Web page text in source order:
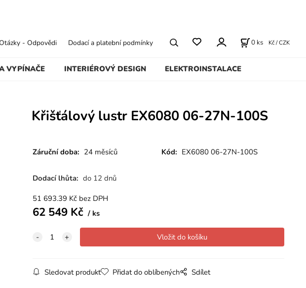
VYPÍNAČE INTERIÉROVÝ DESIGN ELEKTROINSTALACE
- Odpovědi Dodací a platební podmínky 0 ks Kč / CZK
Křišťálový lustr EX6080 06-27N-100S
Záruční doba: 24 měsíců Kód: EX6080 06-27N-100S
Dodací lhůta: do 12 dnů
51 693.39 Kč bez DPH
62 549Kč ks
Sledovat produkt Přidat do oblíbených Sdílet